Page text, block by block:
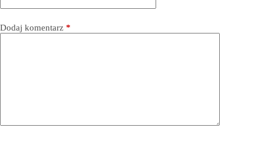
Dodaj komentarz *